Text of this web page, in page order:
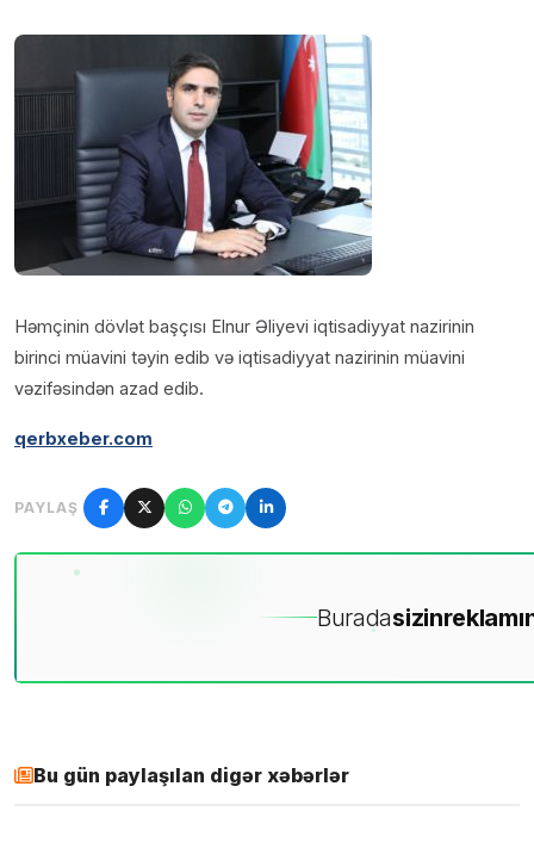
Həmçinin dövlət başçısı Elnur Əliyevi iqtisadiyyat nazirinin
birinci müavini təyin edib və iqtisadiyyat nazirinin müavini
vəzifəsindən azad edib.
qerbxeber.com
PAYLAŞ
Buradasizin
Bu gün paylaşılan digər xəbərlər